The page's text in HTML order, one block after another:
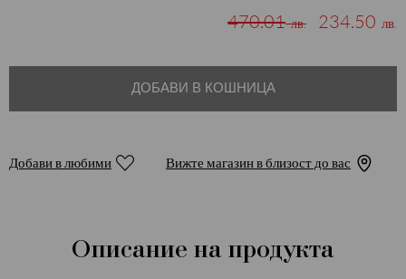
470.01лв. 234.50 лв.
ДОБАВИ В КОШНИЦА
Добави в любими Вижте магазин в близост до вас
Описание на продукта